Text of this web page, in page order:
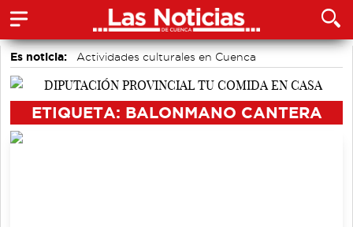
Es noticia:
Actividades culturales en Cuenca
Área de Deportes
ETIQUETA: BALONMANO CANTERA